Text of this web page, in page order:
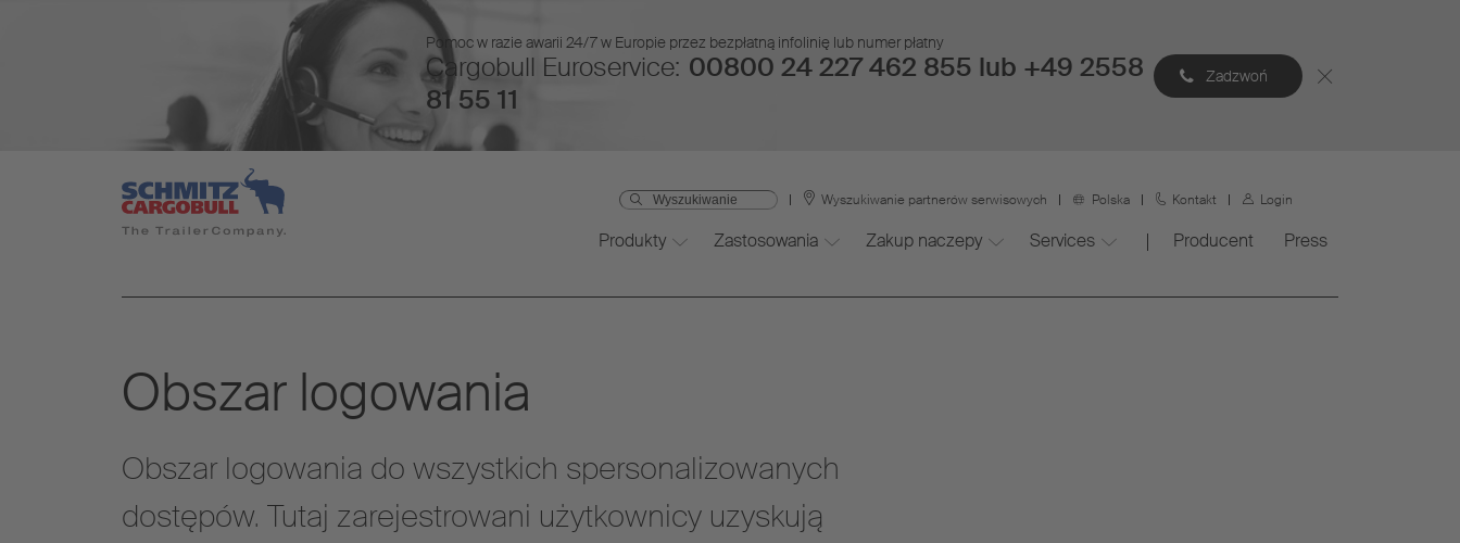
Pomoc w razie awarii 24/7 w Europie przez bezpłatną infolinię lub numer płatny
Cargobull Euroservice: 00800 24 227 462 855 lub +49 2558
81 55 11
Zadzwoń
Wyszukiwanie partnerów serwisowych Polska Kontakt Login
Produkty Zastosowania Zakup naczepy Services Producent Press
Obszar logowania
Obszar logowania do wszystkich spersonalizowanych
dostępów. Tutaj zarejestrowani użytkownicy uzyskują